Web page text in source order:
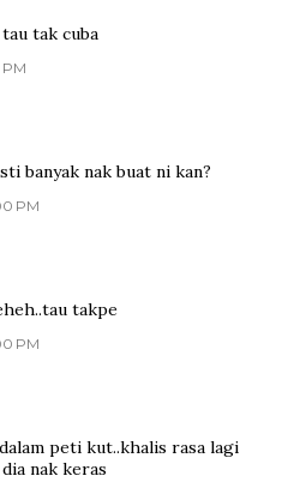
tak cuba
PM
banyak nak buat ni kan?
PM
takpe
PM
peti kut..khalis rasa lagi
nak keras